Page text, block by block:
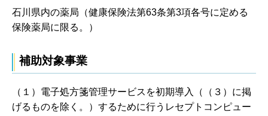
石川県内の薬局（健康保険法第63条第3項各号に定める
保険薬局に限る。）
補助対象事業
（１）電子処方箋管理サービスを初期導入（（３）に掲
げるものを除く。）するために行うレセプトコンピュー